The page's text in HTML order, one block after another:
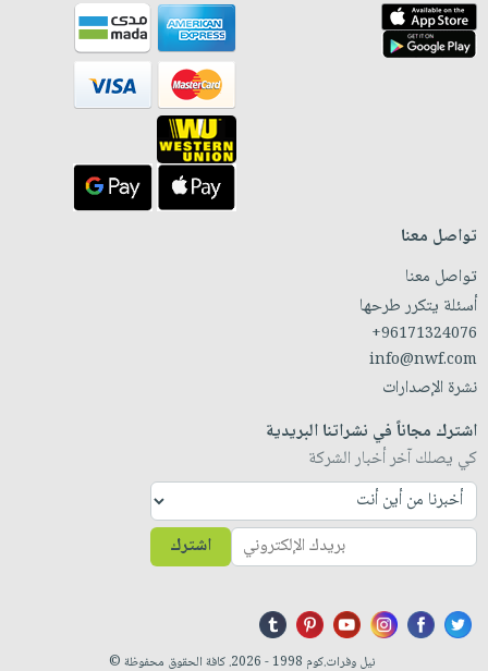
تواصل معنا
تواصل معنا
أسئلة يتكرر طرحها
+96171324076
info@nwf.com
نشرة الإصدارات
اشترك مجاناً في نشراتنا البريدية
كي يصلك آخر أخبار الشركة
اشترك
نيل وفرات.كوم 1998 - 2026. كافة الحقوق محفوظة ©